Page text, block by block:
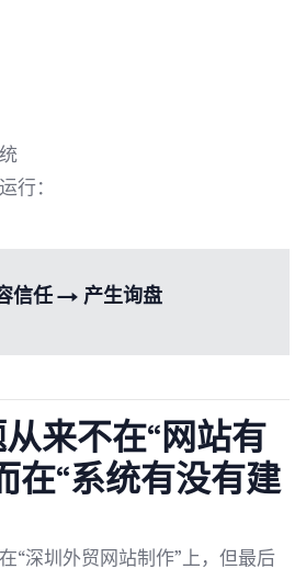
行：
信任 → 产生询盘
来不在“网站有
在“系统有没有建
“深圳外贸网站制作”上，但最后